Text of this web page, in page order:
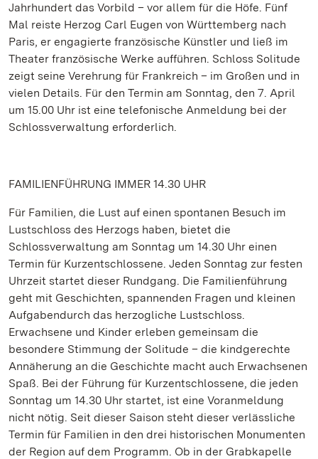
Jahrhundert das Vorbild – vor allem für die Höfe. Fünf
Mal reiste Herzog Carl Eugen von Württemberg nach
Paris, er engagierte französische Künstler und ließ im
Theater französische Werke aufführen. Schloss Solitude
zeigt seine Verehrung für Frankreich – im Großen und in
vielen Details. Für den Termin am Sonntag, den 7. April
um 15.00 Uhr ist eine telefonische Anmeldung bei der
Schlossverwaltung erforderlich.
FAMILIENFÜHRUNG IMMER 14.30 UHR
Für Familien, die Lust auf einen spontanen Besuch im
Lustschloss des Herzogs haben, bietet die
Schlossverwaltung am Sonntag um 14.30 Uhr einen
Termin für Kurzentschlossene. Jeden Sonntag zur festen
Uhrzeit startet dieser Rundgang. Die Familienführung
geht mit Geschichten, spannenden Fragen und kleinen
Aufgabendurch das herzogliche Lustschloss.
Erwachsene und Kinder erleben gemeinsam die
besondere Stimmung der Solitude – die kindgerechte
Annäherung an die Geschichte macht auch Erwachsenen
Spaß. Bei der Führung für Kurzentschlossene, die jeden
Sonntag um 14.30 Uhr startet, ist eine Voranmeldung
nicht nötig. Seit dieser Saison steht dieser verlässliche
Termin für Familien in den drei historischen Monumenten
der Region auf dem Programm. Ob in der Grabkapelle